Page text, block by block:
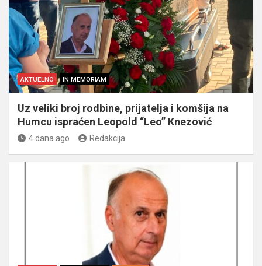
AKTUELNO IN MEMORIAM
Uz veliki broj rodbine, prijatelja i komšija na
Humcu ispraćen Leopold “Leo” Knezović
4 dana ago Redakcija